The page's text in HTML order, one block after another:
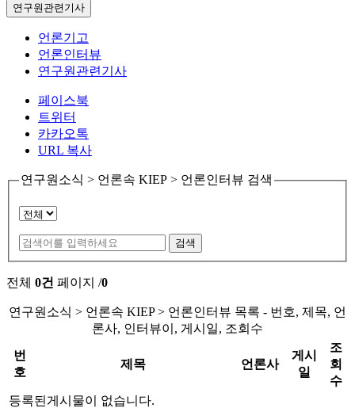
연구원관련기사
언론기고
언론인터뷰
연구원관련기사
페이스북
트위터
카카오톡
URL 복사
연구원소식 > 언론속 KIEP > 언론인터뷰 검색
검색
전체 0건 페이지 /0
연구원소식 > 언론속 KIEP > 언론인터뷰 목록 - 번호, 제목, 언
론사, 인터뷰이, 게시일, 조회수
번
호
제목 언론사
게시
일
조
회
수
등록된게시물이 없습니다.